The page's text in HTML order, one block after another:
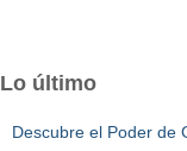
Lo último
Descubre el Poder de